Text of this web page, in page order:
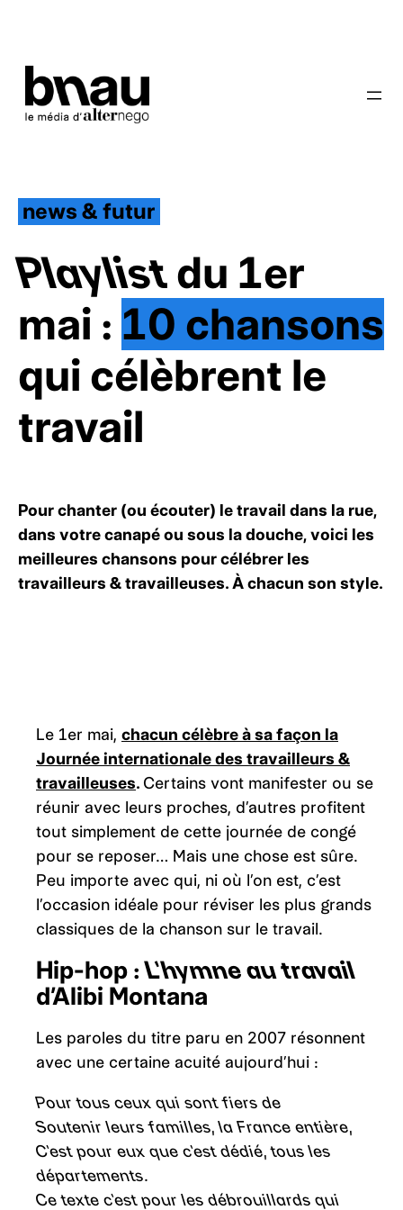
news & futur
Playlistdu 1er
mai : 10 chansons
qui célèbrent le
travail
Pour chanter (ou écouter) le travail dans la rue,
dans votre canapé ou sous la douche, voici les
meilleures chansons pour célébrer les
travailleurs & travailleuses. À chacun son style.
Le 1er mai, chacun célèbre à sa façon la
Journée internationale des travailleurs &
travailleuses. Certains vont manifester ou se
réunir avec leurs proches, d’autres profitent
tout simplement de cette journée de congé
pour se reposer… Mais une chose est sûre.
Peu importe avec qui, ni où l’on est, c’est
l’occasion idéale pour réviser les plus grands
classiques de la chanson sur le travail.
Hip-hop :L’hymne au travail
d’Alibi Montana
Les paroles du titre paru en 2007 résonnent
avec une certaine acuité aujourd’hui :
Pour tous ceux qui sont fiers de
Soutenir leurs familles, la France entière,
C’est pour eux que c’est dédié, tous les
départements.
Ce texte c’est pour les débrouillards qui